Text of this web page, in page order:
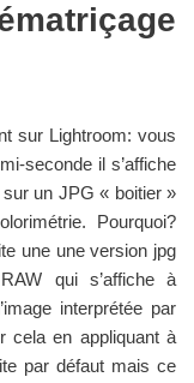
sur Lightroom: vous
seconde il s’affiche
un JPG « boitier »
Pourquoi?
une une version jpg
qui s’affiche à
interprétée par
cela en appliquant à
par défaut mais ce